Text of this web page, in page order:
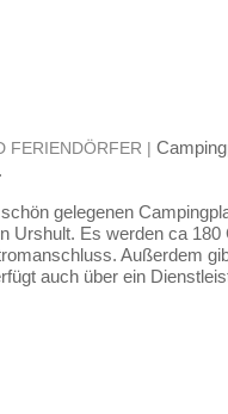
FERIENDÖRFER |
gelegenen
Urshult. Es werden ca
Außerdem
auch über ein